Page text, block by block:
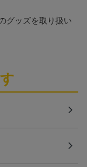
グッズを取り扱い